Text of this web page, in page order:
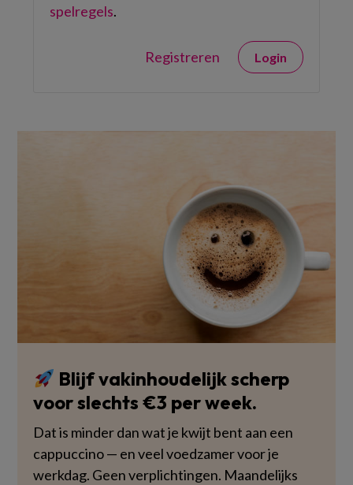
spelregels.
Registreren Login
Blijf vakinhoudelijk scherp
voor slechts €3 per week.
Dat is minder dan wat je kwijt bent aan een
cappuccino — en veel voedzamer voor je
werkdag. Geen verplichtingen. Maandelijks